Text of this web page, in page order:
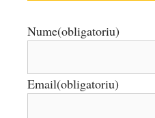
Nume(obligatoriu)
Email(obligatoriu)